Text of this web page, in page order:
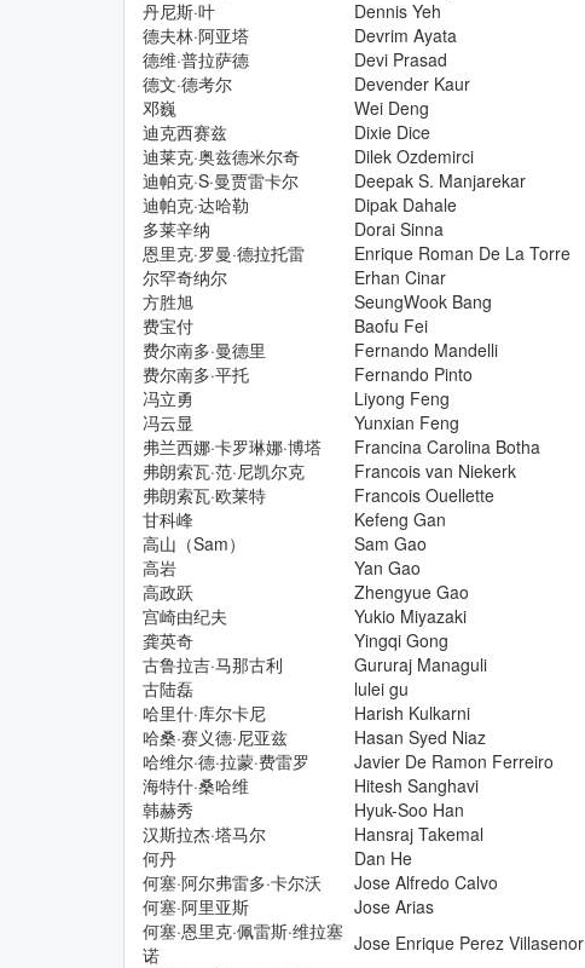
丹尼斯·叶
Dennis Yeh
德夫林·阿亚塔
Devrim Ayata
德维·普拉萨德
Devi Prasad
德文·德考尔
Devender Kaur
邓巍
Wei Deng
迪克西赛兹
Dixie Dice
迪莱克·奥兹德米尔奇
Dilek Ozdemirci
迪帕克·S·曼贾雷卡尔
Deepak S. Manjarekar
迪帕克·达哈勒
Dipak Dahale
多莱辛纳
Dorai Sinna
恩里克·罗曼·德拉托雷
Enrique Roman De La Torre
尔罕奇纳尔
Erhan Cinar
方胜旭
SeungWook Bang
费宝付
Baofu Fei
费尔南多·曼德里
Fernando Mandelli
费尔南多·平托
Fernando Pinto
冯立勇
Liyong Feng
冯云显
Yunxian Feng
弗兰西娜·卡罗琳娜·博塔
Francina Carolina Botha
弗朗索瓦·范·尼凯尔克
Francois van Niekerk
弗朗索瓦·欧莱特
Francois Ouellette
甘科峰
Kefeng Gan
高山（Sam）
Sam Gao
高岩
Yan Gao
高政跃
Zhengyue Gao
宫崎由纪夫
Yukio Miyazaki
龚英奇
Yingqi Gong
古鲁拉吉·马那古利
Gururaj Managuli
古陆磊
lulei gu
哈里什·库尔卡尼
Harish Kulkarni
哈桑·赛义德·尼亚兹
Hasan Syed Niaz
哈维尔·德·拉蒙·费雷罗
Javier De Ramon Ferreiro
海特什·桑哈维
Hitesh Sanghavi
韩赫秀
Hyuk-Soo Han
汉斯拉杰·塔马尔
Hansraj Takemal
何丹
Dan He
何塞·阿尔弗雷多·卡尔沃
Jose Alfredo Calvo
何塞·阿里亚斯
Jose Arias
何塞·恩里克·佩雷斯·维拉塞
诺
Jose Enrique Perez Villasenor